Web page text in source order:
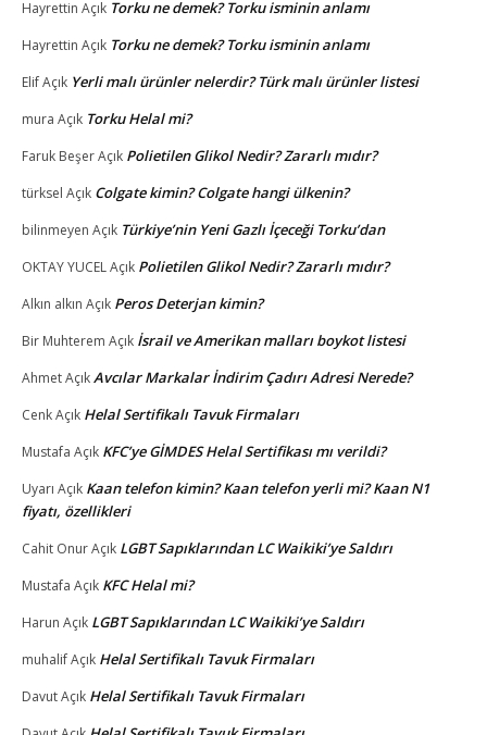
Hayrettin Açık Torku ne demek? Torku isminin anlamı
Hayrettin Açık Torku ne demek? Torku isminin anlamı
ElifAçık Yerli malı ürünler nelerdir? Türk malı ürünler listesi
mura Açık Torku Helal mi?
Faruk BeşerAçık Polietilen Glikol Nedir? Zararlı mıdır?
türksel Açık Colgate kimin? Colgate hangi ülkenin?
bilinmeyen Açık Türkiye’nin Yeni Gazlı İçeceği Torku’dan
OKTAY YUCELAçık Polietilen Glikol Nedir? Zararlı mıdır?
Alkın alkın Açık Peros Deterjan kimin?
Bir Muhterem Açık İsrail ve Amerikan malları boykot listesi
AhmetAçıkAvcılar Markalar İndirim Çadırı Adresi Nerede?
CenkAçık Helal Sertifikalı Tavuk Firmaları
Mustafa Açık KFC’ye GİMDES Helal Sertifikası mı verildi?
Uyarı Açık Kaan telefon kimin? Kaan telefon yerli mi? Kaan N1
fiyatı, özellikleri
Cahit OnurAçık LGBT Sapıklarından LC Waikiki’ye Saldırı
Mustafa Açık KFC Helal mi?
Harun Açık LGBT Sapıklarından LC Waikiki’ye Saldırı
muhalifAçık Helal Sertifikalı Tavuk Firmaları
DavutAçık Helal Sertifikalı Tavuk Firmaları